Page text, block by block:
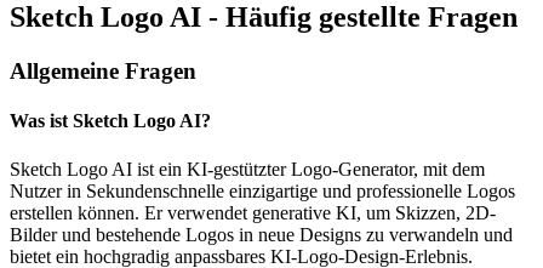
Sketch Logo AI - Häufig gestellte Fragen
Allgemeine Fragen
Was ist Sketch Logo AI?
Sketch Logo AI ist ein KI-gestützter Logo-Generator, mit dem
Nutzer in Sekundenschnelle einzigartige und professionelle Logos
erstellen können. Er verwendet generative KI, um Skizzen, 2D-
Bilder und bestehende Logos in neue Designs zu verwandeln und
bietet ein hochgradig anpassbares KI-Logo-Design-Erlebnis.